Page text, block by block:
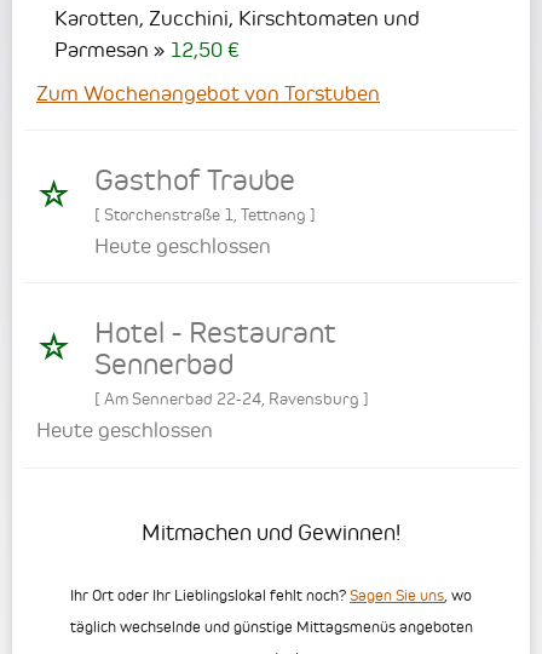
Karotten, Zucchini, Kirschtomaten und
Parmesan
12,50 €
Zum Wochenangebot von Torstuben
Gasthof Traube
[ Storchenstraße 1 Tettnang ]
Heute geschlossen
Hotel - Restaurant
Sennerbad
[ Am Sennerbad 22-24 Ravensburg ]
Heute geschlossen
Mitmachen und Gewinnen!
Ihr Ort oder Ihr Lieblingslokal fehlt noch? Sagen Sie uns , wo
täglich wechselnde und günstige Mittagsmenüs angeboten